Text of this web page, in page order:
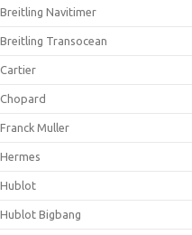
Breitling Navitimer
Breitling Transocean
Cartier
Chopard
Franck Muller
Hermes
Hublot
Hublot Bigbang